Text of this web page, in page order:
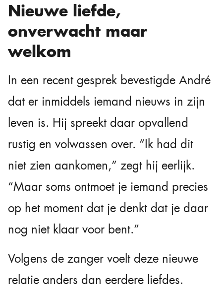
Nieuwe liefde,
onverwacht maar
welkom
In een recent gesprek bevestigde André
dat er inmiddels iemand nieuws in zijn
leven is. Hij spreekt daar opvallend
rustig en volwassen over. “Ik had dit
niet zien aankomen,” zegt hij eerlijk.
“Maar soms ontmoet je iemand precies
op het moment dat je denkt dat je daar
nog niet klaar voor bent.”
Volgens de zanger voelt deze nieuwe
relatie anders dan eerdere liefdes.